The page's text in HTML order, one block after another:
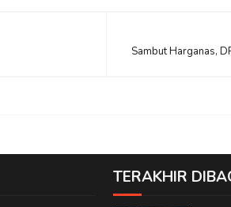
Sambut Harganas,
TERAKHIR